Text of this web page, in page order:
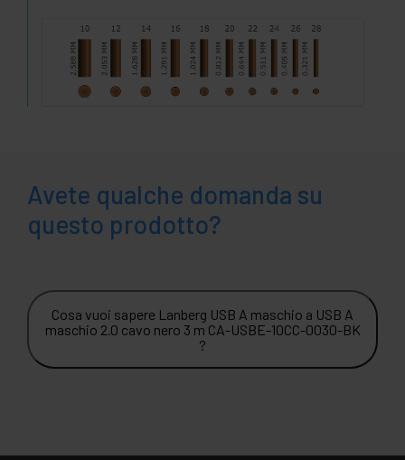
Avete qualche domanda su
questo prodotto?
Cosa vuoi sapere Lanberg USB A maschio a USB A
maschio 2.0 cavo nero 3 m CA-USBE-10CC-0030-BK
?